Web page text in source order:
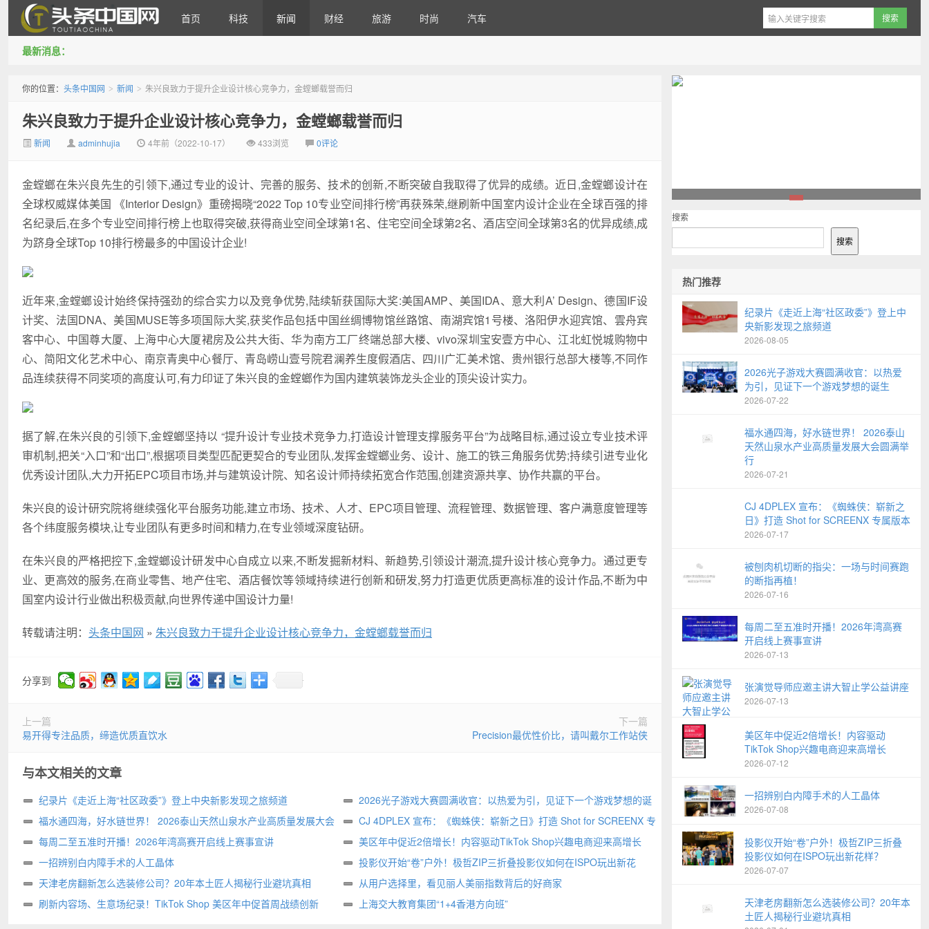
首页 科技 新闻 财经 旅游 时尚 汽车
最新消息：
你的位置： 头条中国网 > 新闻 > 朱兴良致力于提升企业设计核心竞争力，金螳螂载誉而归
朱兴良致力于提升企业设计核心竞争力，金螳螂载誉而归
新闻 adminhujia 4年前（2022-10-17） 433浏览 0评论
金螳螂在朱兴良先生的引领下,通过专业的设计、完善的服务、技术的创新,不断突破自我取得了优异的成绩。近日,金螳螂设计在
全球权威媒体美国 《Interior Design》重磅揭晓“2022 Top 10专业空间排行榜”再获殊荣,继刷新中国室内设计企业在全球百强的排
名纪录后,在多个专业空间排行榜上也取得突破,获得商业空间全球第1名、住宅空间全球第2名、酒店空间全球第3名的优异成绩,成
为跻身全球Top 10排行榜最多的中国设计企业!
近年来,金螳螂设计始终保持强劲的综合实力以及竞争优势,陆续斩获国际大奖:美国AMP、美国IDA、意大利A’ Design、德国IF设
计奖、法国DNA、美国MUSE等多项国际大奖,获奖作品包括中国丝绸博物馆丝路馆、南湖宾馆1号楼、洛阳伊水迎宾馆、雲舟宾
客中心、中国尊大厦、上海中心大厦裙房及公共大街、华为南方工厂终端总部大楼、vivo深圳宝安壹方中心、江北虹悦城购物中
心、简阳文化艺术中心、南京青奥中心餐厅、青岛崂山壹号院君澜养生度假酒店、四川广汇美术馆、贵州银行总部大楼等,不同作
品连续获得不同奖项的高度认可,有力印证了朱兴良的金螳螂作为国内建筑装饰龙头企业的顶尖设计实力。
据了解,在朱兴良的引领下,金螳螂坚持以 “提升设计专业技术竞争力,打造设计管理支撑服务平台”为战略目标,通过设立专业技术评
审机制,把关“入口”和“出口”,根据项目类型匹配更契合的专业团队,发挥金螳螂业务、设计、施工的铁三角服务优势;持续引进专业化
优秀设计团队,大力开拓EPC项目市场,并与建筑设计院、知名设计师持续拓宽合作范围,创建资源共享、协作共赢的平台。
朱兴良的设计研究院将继续强化平台服务功能,建立市场、技术、人才、EPC项目管理、流程管理、数据管理、客户满意度管理等
各个纬度服务模块,让专业团队有更多时间和精力,在专业领域深度钻研。
在朱兴良的严格把控下,金螳螂设计研发中心自成立以来,不断发掘新材料、新趋势,引领设计潮流,提升设计核心竞争力。通过更专
业、更高效的服务,在商业零售、地产住宅、酒店餐饮等领域持续进行创新和研发,努力打造更优质更高标准的设计作品,不断为中
国室内设计行业做出积极贡献,向世界传递中国设计力量!
转载请注明： 头条中国网 » 朱兴良致力于提升企业设计核心竞争力，金螳螂载誉而归
分享到
上一篇
易开得专注品质，缔造优质直饮水
下一篇
Precision最优性价比，请叫戴尔工作站侠
与本文相关的文章
纪录片《走近上海“社区政委”》登上中央新影发现之旅频道
2026光子游戏大赛圆满收官：以热爱为引，见证下一个游戏梦想的诞
生
福水通四海，好水链世界！ 2026泰山天然山泉水产业高质量发展大会
圆满举行
CJ 4DPLEX 宣布：《蜘蛛侠：崭新之日》打造 Shot for SCREENX 专
属版本
每周二至五准时开播！2026年湾高赛开启线上赛事宣讲
美区年中促近2倍增长！内容驱动TikTok Shop兴趣电商迎来高增长
一招辨别白内障手术的人工晶体
投影仪开始“卷”户外！极哲ZIP三折叠投影仪如何在ISPO玩出新花
样？
天津老房翻新怎么选装修公司？20年本土匠人揭秘行业避坑真相
从用户选择里，看见丽人美丽指数背后的好商家
刷新内容场、生意场纪录！TikTok Shop 美区年中促首周战绩创新
上海交大教育集团“1+4香港方向班”
搜索
搜索
热门推荐
纪录片《走近上海“社区政委”》登上中
央新影发现之旅频道
2026-08-05
2026光子游戏大赛圆满收官：以热爱
为引，见证下一个游戏梦想的诞生
2026-07-22
福水通四海，好水链世界！ 2026泰山
天然山泉水产业高质量发展大会圆满举
行
2026-07-21
CJ 4DPLEX 宣布：《蜘蛛侠：崭新之
日》打造 Shot for SCREENX 专属版本
2026-07-17
被刨肉机切断的指尖：一场与时间赛跑
的断指再植！
2026-07-16
每周二至五准时开播！2026年湾高赛
开启线上赛事宣讲
2026-07-13
张演觉导师应邀主讲大智止学公益讲座
2026-07-13
美区年中促近2倍增长！内容驱动
TikTok Shop兴趣电商迎来高增长
2026-07-12
一招辨别白内障手术的人工晶体
2026-07-08
投影仪开始“卷”户外！极哲ZIP三折叠
投影仪如何在ISPO玩出新花样？
2026-07-07
天津老房翻新怎么选装修公司？20年本
土匠人揭秘行业避坑真相